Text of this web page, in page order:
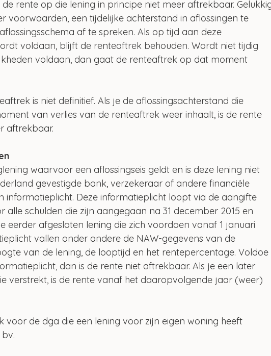
de rente op die lening in principe niet meer aftrekbaar.
voorwaarden, een tijdelijke achterstand in aflossingen te
af te spreken. Als op tijd aan deze
voldaan, blijft de renteaftrek behouden. Wordt niet tijdig
voldaan, dan gaat de renteaftrek op dat moment
is niet definitief. Als je de aflossingsachterstand die
van verlies van de renteaftrek weer inhaalt, is de rente
aftrekbaar.
waarvoor een aflossingseis geldt en is deze lening niet
gevestigde bank, verzekeraar of andere financiële
informatieplicht. Deze informatieplicht loopt via de aangifte
alle schulden die zijn aangegaan na 31 december 2015 en
eerder afgesloten lening die zich voordoen vanaf 1 januari
vallen onder andere de NAW-gegevens van de
van de lening, de looptijd en het rentepercentage. Voldoe
dan is de rente niet aftrekbaar. Als je een later
verstrekt, is de rente vanaf het daaropvolgende jaar (weer)
voor de dga die een lening voor zijn eigen woning heeft